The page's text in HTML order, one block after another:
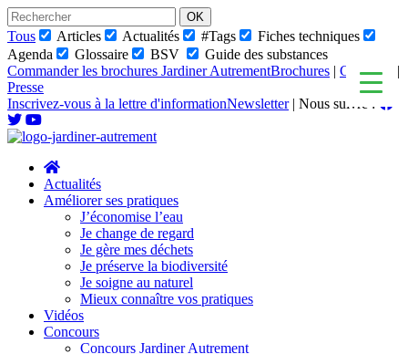
Skip
to
content
Tous Articles Actualités #Tags
Fiches techniques
Agenda
Glossaire BSV
Guide des substances
Commander les brochures Jardiner AutrementBrochures | Glossaire
|
Presse
Inscrivez-vous à la lettre d'informationNewsletter| Nous suivre :
Actualités
Améliorer ses pratiques
J’économise l’eau
Je change de regard
Je gère mes déchets
Je préserve la biodiversité
Je soigne au naturel
Mieux connaître vos pratiques
Vidéos
Concours
Concours Jardiner Autrement